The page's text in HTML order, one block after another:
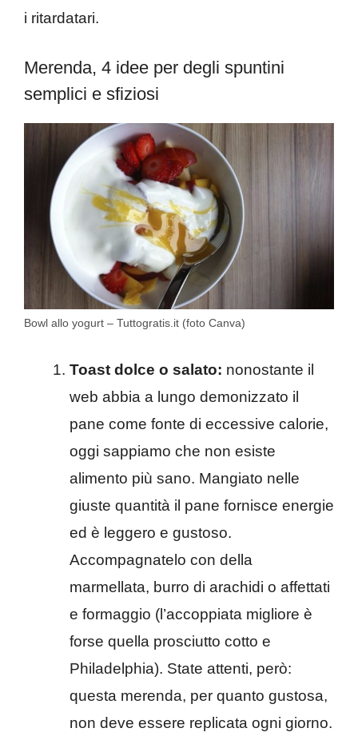
i ritardatari.
Merenda, 4 idee per degli spuntini
semplici e sfiziosi
Bowl allo yogurt – Tuttogratis.it (foto Canva)
Toast dolce o salato: nonostante il
web abbia a lungo demonizzato il
pane come fonte di eccessive calorie,
oggi sappiamo che non esiste
alimento più sano. Mangiato nelle
giuste quantità il pane fornisce energie
ed è leggero e gustoso.
Accompagnatelo con della
marmellata, burro di arachidi o affettati
e formaggio (l’accoppiata migliore è
forse quella prosciutto cotto e
Philadelphia). State attenti, però:
questa merenda, per quanto gustosa,
non deve essere replicata ogni giorno.